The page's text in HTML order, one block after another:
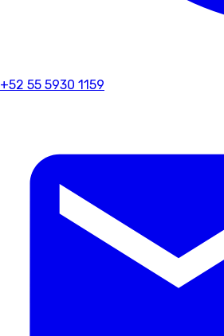
+52 55 5930 1159